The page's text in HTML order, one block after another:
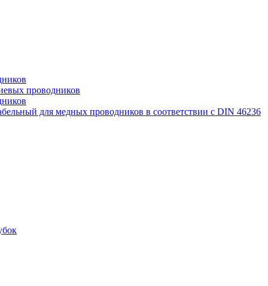
проводников
для медных проводников в соответствии с DIN 46236